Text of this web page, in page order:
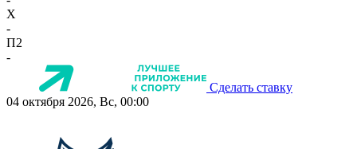
X
-
П2
-
Сделать ставку
04 октября 2026, Вс, 00:00